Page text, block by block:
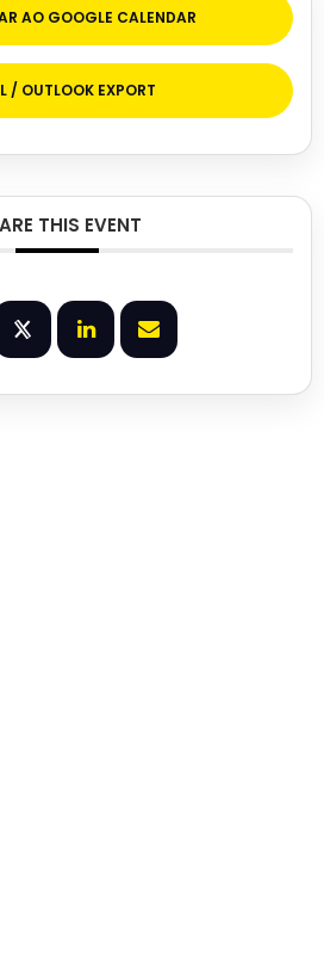
AO GOOGLE CALENDAR
/ OUTLOOK EXPORT
THIS EVENT